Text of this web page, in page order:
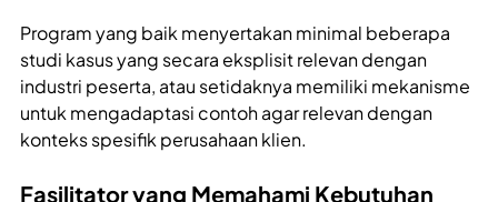
Program yang baik menyertakan minimal beberapa
studi kasus yang secara eksplisit relevan dengan
industri peserta, atau setidaknya memiliki mekanisme
untuk mengadaptasi contoh agar relevan dengan
konteks spesifik perusahaan klien.
Fasilitator yang Memahami Kebutuhan